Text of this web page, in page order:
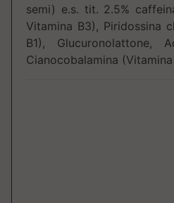
semi) e.s. tit. 2.5%
Vitamina B3), Piridossina
B1),
Cianocobalamina (Vitamina